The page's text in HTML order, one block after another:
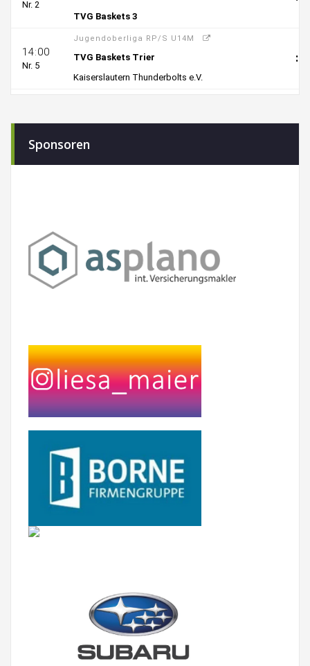
Sponsoren